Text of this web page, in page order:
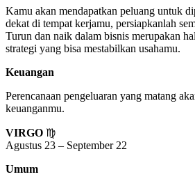
Kamu akan mendapatkan peluang untuk
dekat di tempat kerjamu, persiapkanlah
Turun dan naik dalam bisnis merupakan
strategi yang bisa mestabilkan usahamu.
Keuangan
Perencanaan pengeluaran yang matang
keuanganmu.
VIRGO ♍
Agustus 23 – September 22
Umum